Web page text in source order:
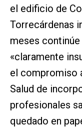
el edificio de
Torrecárdenas
meses
«claramente
el compromiso
Salud de
profesionales
quedado en